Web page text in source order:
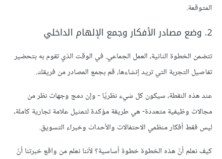
المتوقعة.
2. وضع مصادر الأفكار وجمع الإلهام الداخلي
تتضمن الخطوة الثانية، العمل الجماعي. في الوقت الذي تقوم به بتحضير
تفاصيل التجربة التي تريد إنشاءها، قم بجمع المصادر من فريقك.
عند هذه النقطة، سيكون كل شيء نظريًا - وإن دمج وجهات نظر من
مجالات وظيفية متعددة- هي طريقة مؤكدة لتمثيل علامة تجارية كاملة،
ليس فقط أفكار منظمي الاحتفالات والأحداث وخبراء التسويق.
كيف نعلم أنّ هذه الخطوة خطوة أساسية؟ لأننا نعلم من واقع خبرتنا أنّ